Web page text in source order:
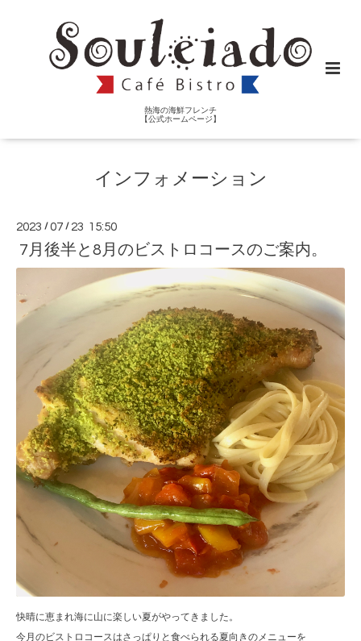
熱海の海鮮フレンチ
【公式ホームページ】
インフォメーション
2023 /07 / 23 15:50
7月後半と8月のビストロコースのご案内。
快晴に恵まれ海に山に楽しい夏がやってきました。
今月のビストロコースはさっぱりと食べられる夏向きのメニューを